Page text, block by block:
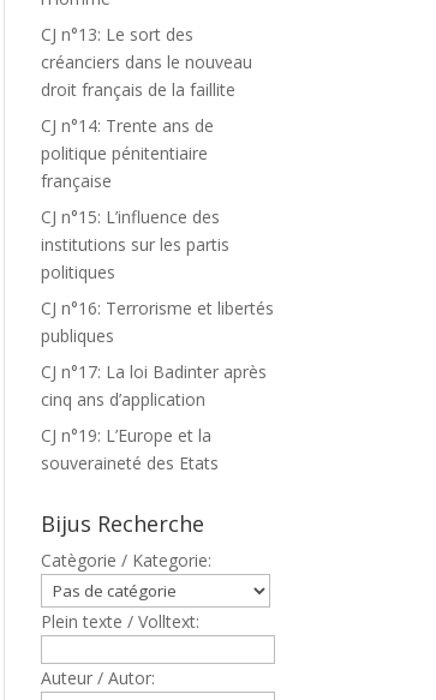
CJ n°13: Le sort des
créanciers dans le nouveau
droit français de la faillite
CJ n°14: Trente ans de
politique pénitentiaire
française
CJ n°15: L’influence des
institutions sur les partis
politiques
CJ n°16: Terrorisme et libertés
publiques
CJ n°17: La loi Badinter après
cinq ans d’application
CJ n°19: L’Europe et la
souveraineté des Etats
Bijus Recherche
Catègorie / Kategorie:
Plein texte / Volltext:
Auteur / Autor: